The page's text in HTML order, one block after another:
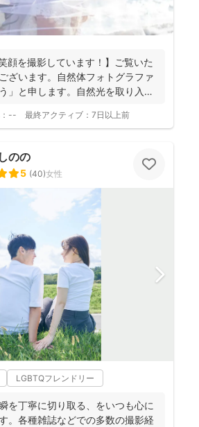
顔を撮影しています！】ご覧いた
ざいます。自然体フォトグラファ
」と申します。自然光を取り入れ
-- 最終アクティブ： 7日以上前
のの
5 (40)女性
LGBTQフレンドリー
を丁寧に切り取る、をいつも心に
。各種雑誌などでの多数の撮影経